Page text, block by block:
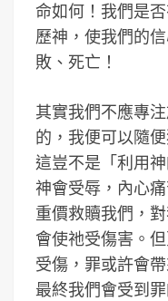
命如何！我們是
歷神，使我們的
敗、死亡！
其實我們不應專
的，我便可以隨
這豈不是「利用
神會受辱，內心
重價救贖我們，
會使祂受傷害。
受傷，罪或許會
最終我們會受到